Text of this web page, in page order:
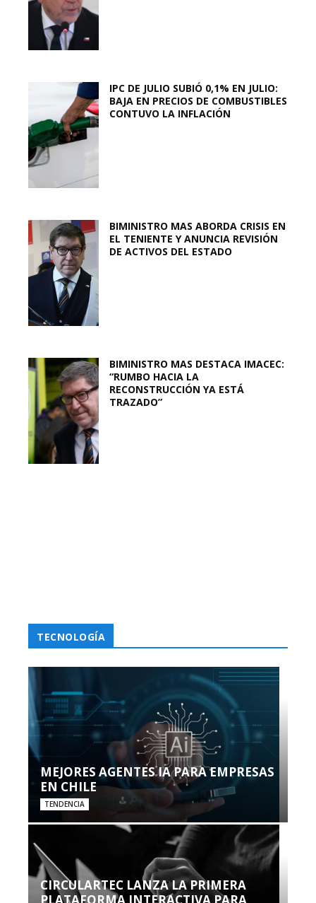
IPC DE JULIO SUBIÓ 0,1% EN JULIO:
BAJA EN PRECIOS DE COMBUSTIBLES
CONTUVO LA INFLACIÓN
BIMINISTRO MAS ABORDA CRISIS EN
EL TENIENTE Y ANUNCIA REVISIÓN
DE ACTIVOS DEL ESTADO
BIMINISTRO MAS DESTACA IMACEC:
“RUMBO HACIA LA
RECONSTRUCCIÓN YA ESTÁ
TRAZADO”
TECNOLOGÍA
MEJORES AGENTES IA PARA EMPRESAS
EN CHILE
TENDENCIA
CIRCULARTEC LANZA LA PRIMERA